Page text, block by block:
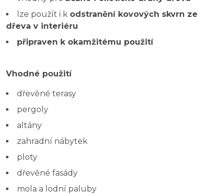
lze použít i k odstranění kovových skvrn ze
dřeva v interiéru
připraven k okamžitému použití
Vhodné použití
dřevěné terasy
pergoly
altány
zahradní nábytek
ploty
dřevěné fasády
mola a lodní paluby